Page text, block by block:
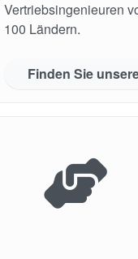
Vertriebsingenieuren
100 Ländern.
Finden Sie